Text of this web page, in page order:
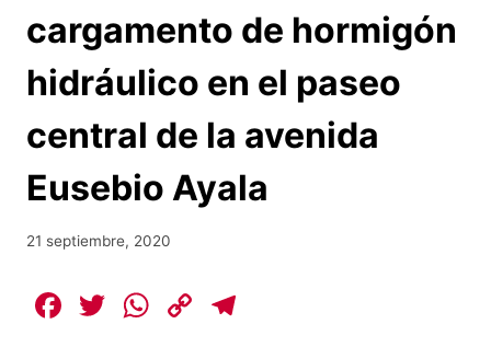
cargamento de hormigón
hidráulico en el paseo
central de la avenida
Eusebio Ayala
21 septiembre, 2020
F
T
W C